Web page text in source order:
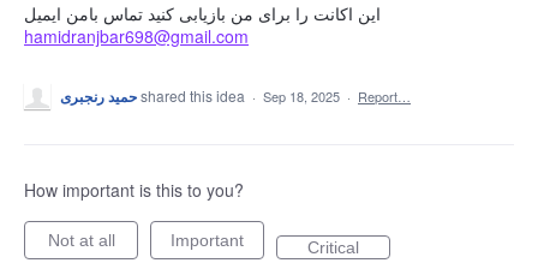
این اکانت را برای من بازیابی کنید تماس بامن ایمیل
hamidranjbar698@gmail.com
حمید رنجبریshared this idea · Sep 18, 2025 · Report…
How important is this to you?
Not at all Important Critical